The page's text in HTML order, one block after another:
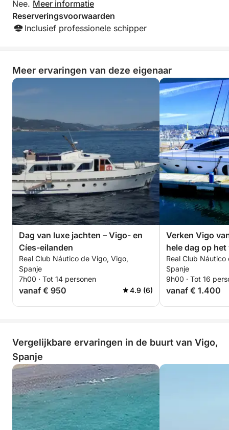
Nee. Meer informatie
Reserveringsvoorwaarden
Inclusief professionele schipper
Meer ervaringen van deze eigenaar
Dag van luxe jachten – Vigo- en
Cíes-eilanden
Real Club Náutico de Vigo, Vigo,
Spanje
7h00 · Tot 14 personen
vanaf € 950 4.9 (6)
Verken Vigo
hele dag op
van een
Real Club
Spanje
9h00 · Tot 16
vanaf € 1.400
Vergelijkbare ervaringen in de buurt van Vigo,
Spanje